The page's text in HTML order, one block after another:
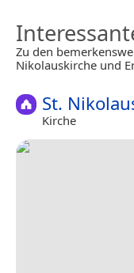
Zu den
Nikolauskirche und
St.
Kirche